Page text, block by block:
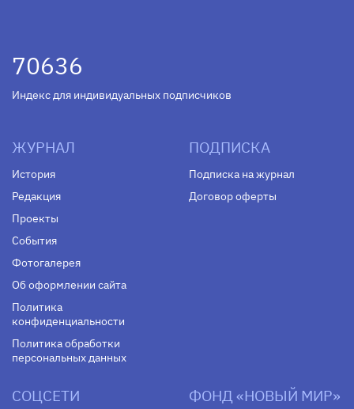
70636
Индекс для индивидуальных подписчиков
ЖУРНАЛ
История
Редакция
Проекты
События
Фотогалерея
Об оформлении сайта
Политика
конфиденциальности
Политика обработки
персональных данных
ПОДПИСКА
Подписка на журнал
Договор оферты
СОЦСЕТИ ФОНД «НОВЫЙ МИР»